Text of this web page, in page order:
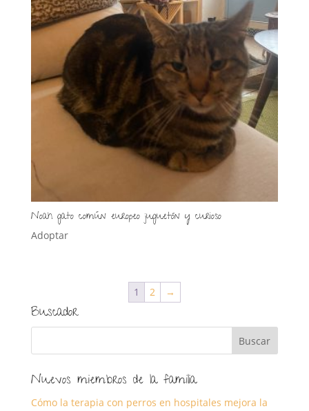
Noah gato común europeo juguetón y curioso
Adoptar
1 2 →
Buscador
Nuevos miembros de la familia
Cómo la terapia con perros en hospitales mejora la